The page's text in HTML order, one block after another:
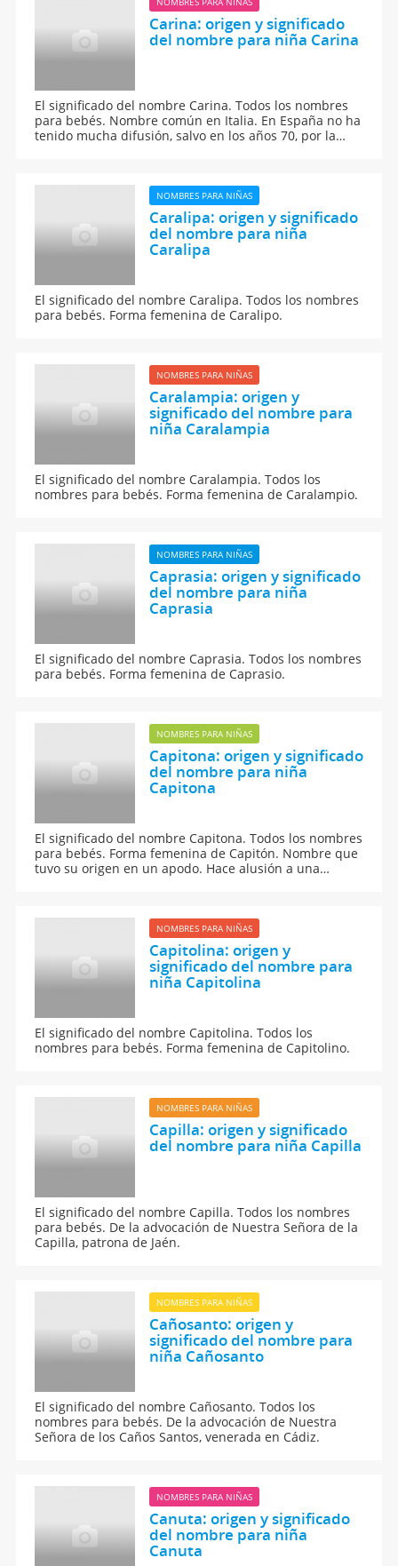
Carina: origen y significado
del nombre para niña Carina
El significado del nombre Carina. Todos los nombres
para bebés. Nombre común en Italia. En España no ha
tenido mucha difusión, salvo en los años 70, por la
NOMBRES PARA NIÑAS
Caralipa: origen y significado
del nombre para niña
Caralipa
El significado del nombre Caralipa. Todos los nombres
para bebés. Forma femenina de Caralipo.
NOMBRES PARA NIÑAS
Caralampia: origen y
significado del nombre para
niña Caralampia
El significado del nombre Caralampia. Todos los
nombres para bebés. Forma femenina de Caralampio.
NOMBRES PARA NIÑAS
Caprasia: origen y significado
del nombre para niña
Caprasia
El significado del nombre Caprasia. Todos los nombres
para bebés. Forma femenina de Caprasio.
NOMBRES PARA NIÑAS
Capitona: origen y significado
del nombre para niña
Capitona
El significado del nombre Capitona. Todos los nombres
para bebés. Forma femenina de Capitón. Nombre que
tuvo su origen en un apodo. Hace alusión a una
NOMBRES PARA NIÑAS
Capitolina: origen y
significado del nombre para
niña Capitolina
El significado del nombre Capitolina. Todos los
nombres para bebés. Forma femenina de Capitolino.
NOMBRES PARA NIÑAS
Capilla: origen y significado
del nombre para niña Capilla
El significado del nombre Capilla. Todos los nombres
para bebés. De la advocación de Nuestra Señora de la
Capilla, patrona de Jaén.
NOMBRES PARA NIÑAS
Cañosanto: origen y
significado del nombre para
niña Cañosanto
El significado del nombre Cañosanto. Todos los
nombres para bebés. De la advocación de Nuestra
Señora de los Caños Santos, venerada en Cádiz.
NOMBRES PARA NIÑAS
Canuta: origen y significado
del nombre para niña
Canuta